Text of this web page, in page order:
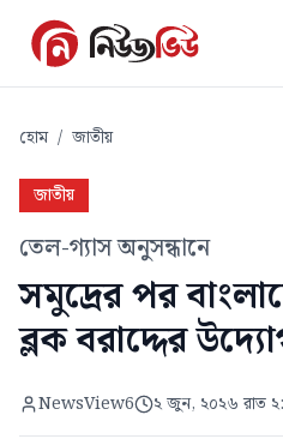
হোম / জাতীয়
জাতীয়
তেল-গ্যাস অনুসন্ধানে
সমুদ্রের পর
ব্লক বরাদ্দের
NewsView6 ২ জুন, ২০২৬ রাত